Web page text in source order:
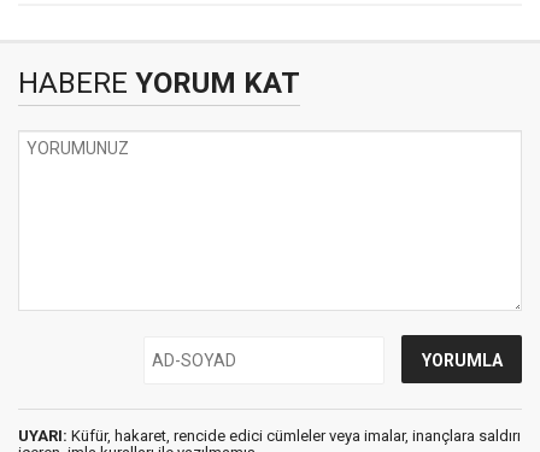
HABERE YORUM KAT
UYARI: Küfür, hakaret, rencide edici cümleler veya imalar, inançlara saldırı